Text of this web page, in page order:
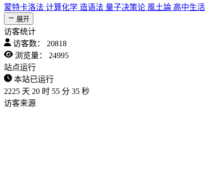
蒙特卡洛法 计算化学 造语法 量子决策论 風土論 高中生活
展开
访客统计
访客数：
20818
浏览量：
24995
站点运行
本站已运行
2225 天 20 时 55 分 36 秒
访客来源